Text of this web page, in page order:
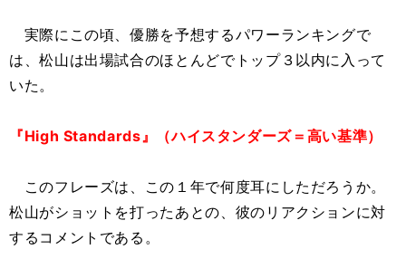
実際にこの頃、優勝を予想するパワーランキングで
は、松山は出場試合のほとんどでトップ３以内に入って
いた。
『High Standards』（ハイスタンダーズ＝高い基準）
このフレーズは、この１年で何度耳にしただろうか。
松山がショットを打ったあとの、彼のリアクションに対
するコメントである。